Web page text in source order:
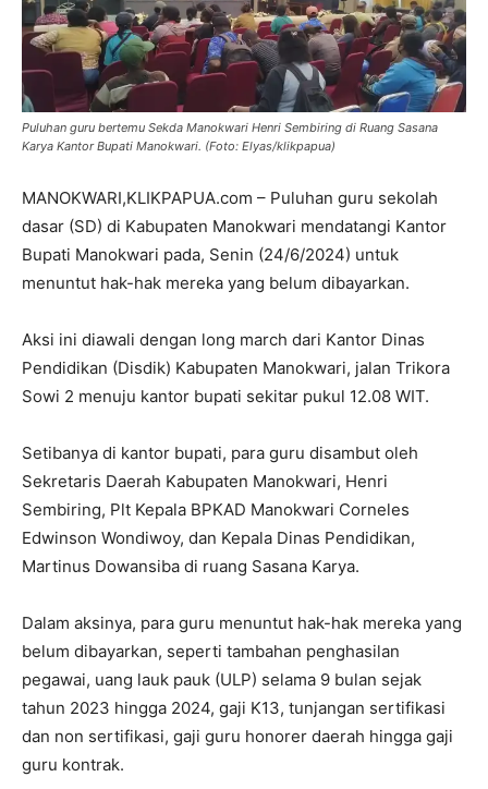
Puluhan guru bertemu Sekda Manokwari Henri Sembiring di Ruang Sasana
Karya Kantor Bupati Manokwari. (Foto: Elyas/klikpapua)
MANOKWARI,KLIKPAPUA.com – Puluhan guru sekolah
dasar (SD) di Kabupaten Manokwari mendatangi Kantor
Bupati Manokwari pada, Senin (24/6/2024) untuk
menuntut hak-hak mereka yang belum dibayarkan.
Aksi ini diawali dengan long march dari Kantor Dinas
Pendidikan (Disdik) Kabupaten Manokwari, jalan Trikora
Sowi 2 menuju kantor bupati sekitar pukul 12.08 WIT.
Setibanya di kantor bupati, para guru disambut oleh
Sekretaris Daerah Kabupaten Manokwari, Henri
Sembiring, Plt Kepala BPKAD Manokwari Corneles
Edwinson Wondiwoy, dan Kepala Dinas Pendidikan,
Martinus Dowansiba di ruang Sasana Karya.
Dalam aksinya, para guru menuntut hak-hak mereka yang
belum dibayarkan, seperti tambahan penghasilan
pegawai, uang lauk pauk (ULP) selama 9 bulan sejak
tahun 2023 hingga 2024, gaji K13, tunjangan sertifikasi
dan non sertifikasi, gaji guru honorer daerah hingga gaji
guru kontrak.